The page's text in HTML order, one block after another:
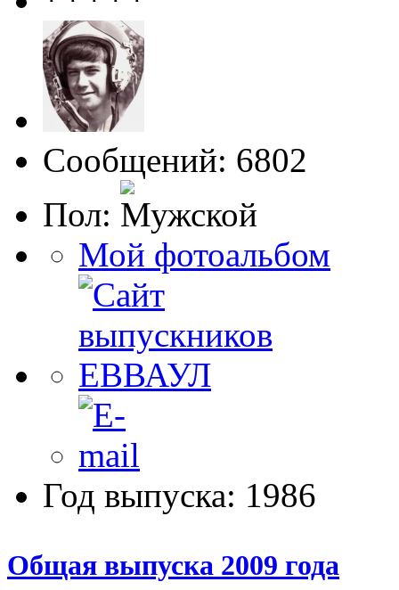
Сообщений: 6802
Пол:
Мой фотоальбом
Год выпуска: 1986
Общая выпуска 2009 года